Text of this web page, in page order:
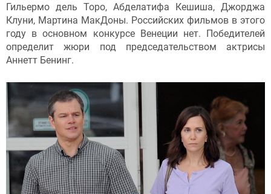
Гильермо дель Торо, Абделатифа Кешиша, Джорджа
Клуни, Мартина МакДоны. Российских фильмов в этого
году в основном конкурсе Венеции нет. Победителей
определит жюри под председательством актрисы
Аннетт Бенинг.